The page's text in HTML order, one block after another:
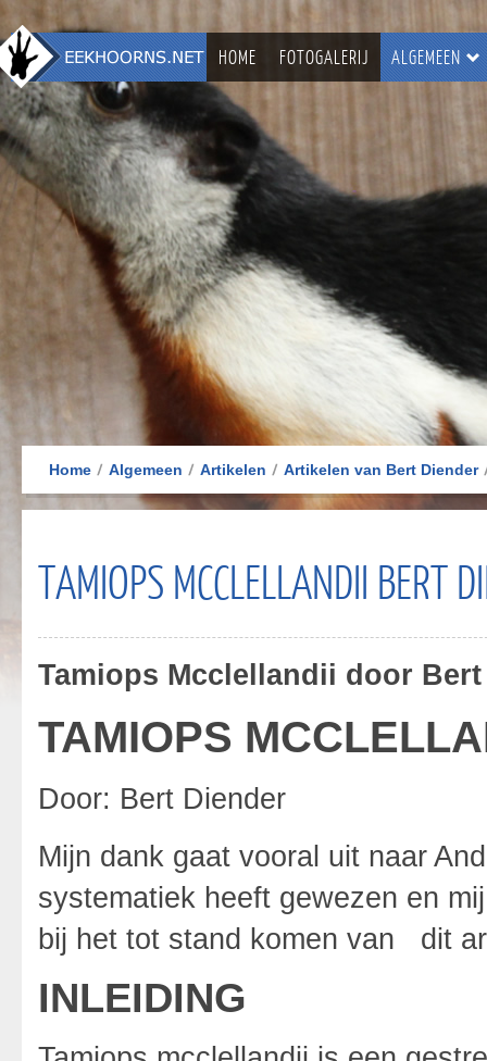
HOME FOTOGALERIJ ALGEMEEN
Home Algemeen Artikelen Artikelen van Bert Diender
TAMIOPS MCCLELLANDII BERT
Tamiops Mcclellandii door
TAMIOPS
Door: Bert Diender
Mijn dank gaat vooral uit naar
systematiek heeft gewezen en
bij het tot stand komen van dit
INLEIDING